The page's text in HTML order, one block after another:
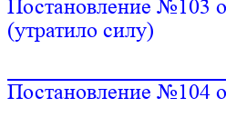
Постановление №103
(утратило силу)
Постановление №104